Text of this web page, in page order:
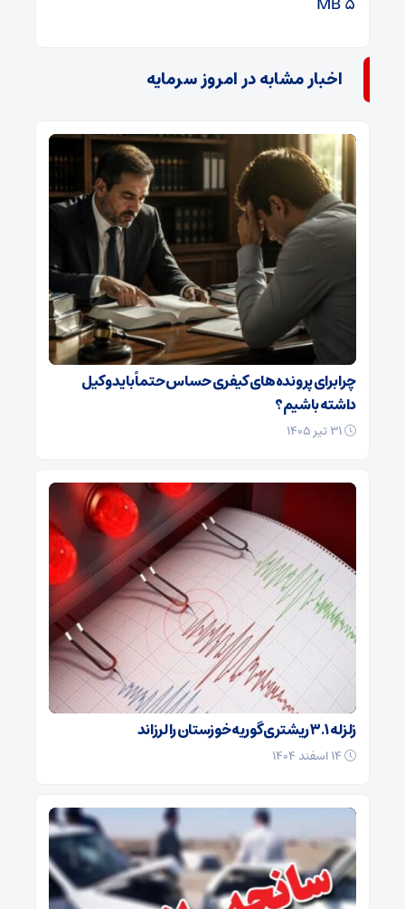
اخبار مشابه در امروز سرمایه
چرا برای پرونده‌های کیفری حساس حتماً باید وکیل
داشته باشیم؟
زلزله ۳.۱ ریشتری گوریه خوزستان را لرزاند